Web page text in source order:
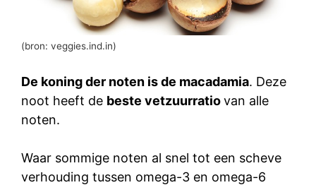
(bron: veggies.ind.in)
De koning der noten is de macadamia. Deze
noot heeft de beste vetzuurratiovan alle
noten.
Waar sommige noten al snel tot een scheve
verhouding tussen omega-3 en omega-6